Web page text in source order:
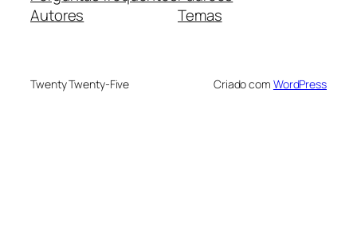
Autores
Temas
Twenty Twenty-Five Criado com WordPress